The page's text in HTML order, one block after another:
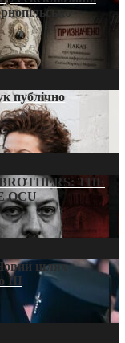
публічно
THE
OCU
шлях
III